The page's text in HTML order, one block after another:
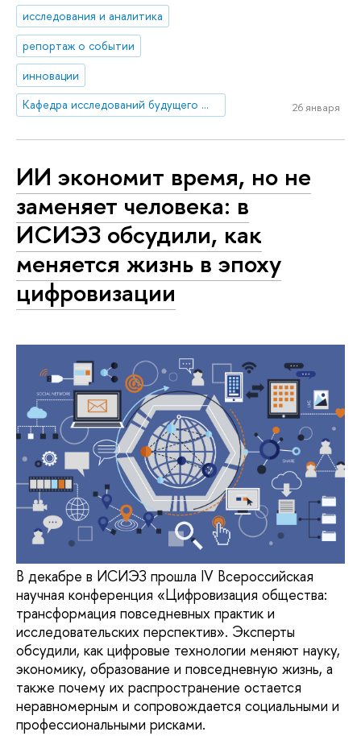
исследования и аналитика
репортаж о событии
инновации
Кафедра исследований будущего ЮНЕСКО
26 января
ИИ экономит время, но не
заменяет человека: в
ИСИЭЗ обсудили, как
меняется жизнь в эпоху
цифровизации
В декабре в ИСИЭЗ прошла IV Всероссийская
научная конференция «Цифровизация общества:
трансформация повседневных практик и
исследовательских перспектив». Эксперты
обсудили, как цифровые технологии меняют науку,
экономику, образование и повседневную жизнь, а
также почему их распространение остается
неравномерным и сопровождается социальными и
профессиональными рисками.